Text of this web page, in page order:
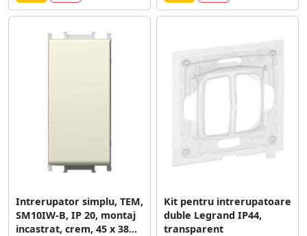
Intrerupator simplu, TEM,
SM10IW-B, IP 20, montaj
incastrat, crem, 45 x 38...
Kit pentru intrerupatoare
duble Legrand IP44,
transparent